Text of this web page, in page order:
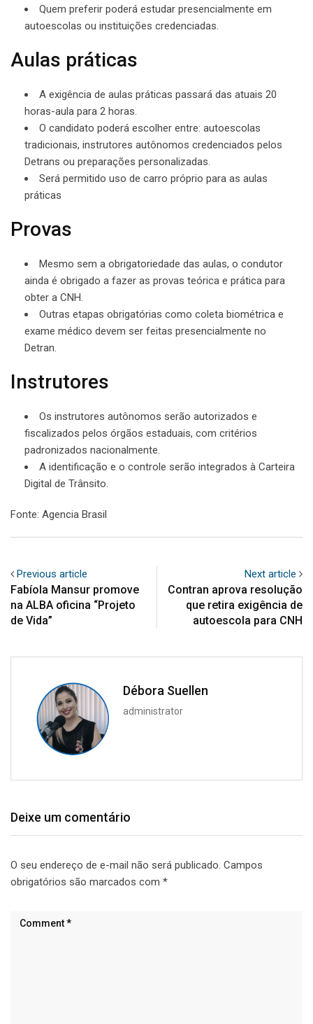
Quem preferir poderá estudar presencialmente em
autoescolas ou instituições credenciadas.
Aulas práticas
A exigência de aulas práticas passará das atuais 20
horas-aula para 2 horas.
O candidato poderá escolher entre: autoescolas
tradicionais, instrutores autônomos credenciados pelos
Detrans ou preparações personalizadas.
Será permitido uso de carro próprio para as aulas
práticas
Provas
Mesmo sem a obrigatoriedade das aulas, o condutor
ainda é obrigado a fazer as provas teórica e prática para
obter a CNH.
Outras etapas obrigatórias como coleta biométrica e
exame médico devem ser feitas presencialmente no
Detran.
Instrutores
Os instrutores autônomos serão autorizados e
fiscalizados pelos órgãos estaduais, com critérios
padronizados nacionalmente.
A identificação e o controle serão integrados à Carteira
Digital de Trânsito.
Fonte: Agencia Brasil
Previous article
Fabíola Mansur promove
na ALBA oficina “Projeto
de Vida”
Next article
Contran aprova resolução
que retira exigência de
autoescola para CNH
Débora Suellen
administrator
Deixe um comentário
O seu endereço de e-mail não será publicado. Campos
obrigatórios são marcados com *